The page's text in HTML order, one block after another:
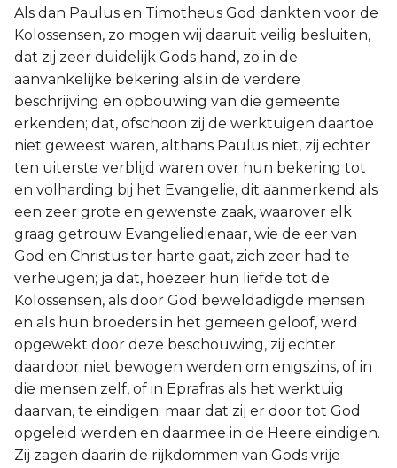
Als dan Paulus en Timotheus God dankten voor de
Kolossensen, zo mogen wij daaruit veilig besluiten,
dat zij zeer duidelijk Gods hand, zo in de
aanvankelijke bekering als in de verdere
beschrijving en opbouwing van die gemeente
erkenden; dat, ofschoon zij de werktuigen daartoe
niet geweest waren, althans Paulus niet, zij echter
ten uiterste verblijd waren over hun bekering tot
en volharding bij het Evangelie, dit aanmerkend als
een zeer grote en gewenste zaak, waarover elk
graag getrouw Evangeliedienaar, wie de eer van
God en Christus ter harte gaat, zich zeer had te
verheugen; ja dat, hoezeer hun liefde tot de
Kolossensen, als door God beweldadigde mensen
en als hun broeders in het gemeen geloof, werd
opgewekt door deze beschouwing, zij echter
daardoor niet bewogen werden om enigszins, of in
die mensen zelf, of in Eprafras als het werktuig
daarvan, te eindigen; maar dat zij er door tot God
opgeleid werden en daarmee in de Heere eindigen.
Zij zagen daarin de rijkdommen van Gods vrije